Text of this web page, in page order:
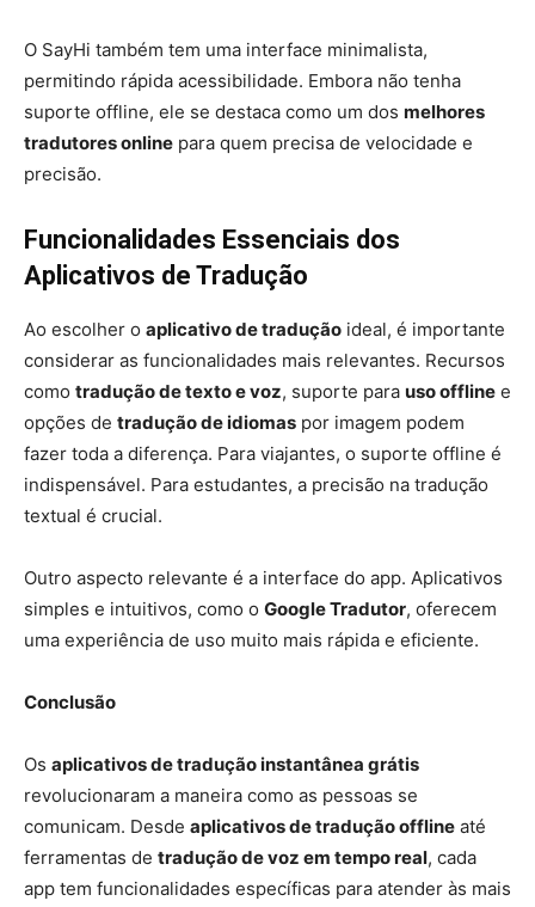
O SayHi também tem uma interface minimalista,
permitindo rápida acessibilidade. Embora não tenha
suporte offline, ele se destaca como um dos melhores
tradutores online para quem precisa de velocidade e
precisão.
Funcionalidades Essenciais dos
Aplicativos de Tradução
Ao escolher o aplicativo de tradução ideal, é importante
considerar as funcionalidades mais relevantes. Recursos
como tradução de texto e voz, suporte para uso offline e
opções de tradução de idiomas por imagem podem
fazer toda a diferença. Para viajantes, o suporte offline é
indispensável. Para estudantes, a precisão na tradução
textual é crucial.
Outro aspecto relevante é a interface do app. Aplicativos
simples e intuitivos, como o Google Tradutor, oferecem
uma experiência de uso muito mais rápida e eficiente.
Conclusão
Os aplicativos de tradução instantânea grátis
revolucionaram a maneira como as pessoas se
comunicam. Desde aplicativos de tradução offline até
ferramentas de tradução de voz em tempo real, cada
app tem funcionalidades específicas para atender às mais